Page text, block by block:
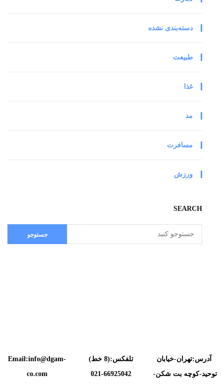
دسته‌بندی نشده
طبیعت
غذا
مد
مسافرت
ورزش
SEARCH
آدرس:تهران-خیابان
توحید-کوچه بت شکن-
تلفکس:(8 خط)
66925042-021
Email:info@dgam-
co.com